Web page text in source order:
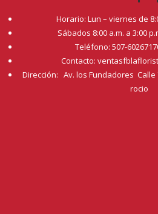
Horario: Lun – viernes de
Sábados 8:00 a.m. a 3:00
Teléfono: 507-
Contacto:
Dirección: Av. los Fundadores
rocio